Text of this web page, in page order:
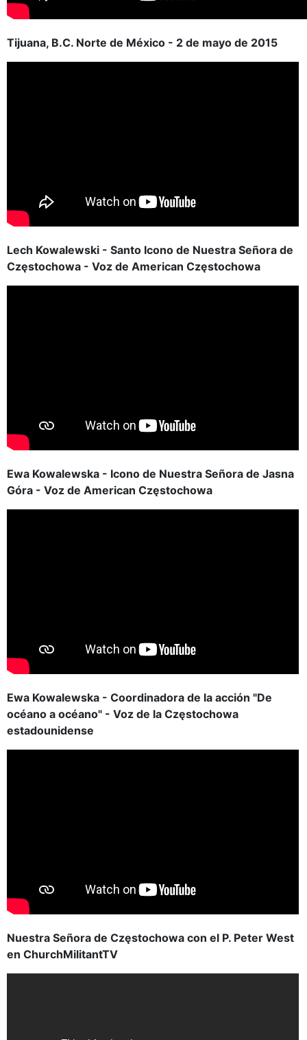
Tijuana, B.C. Norte de México - 2 de mayo de 2015
Lech Kowalewski - Santo Icono de Nuestra Señora de
Częstochowa - Voz de American Częstochowa
Ewa Kowalewska - Icono de Nuestra Señora de Jasna
Góra - Voz de American Częstochowa
Ewa Kowalewska - Coordinadora de la acción "De
océano a océano" - Voz de la Częstochowa
estadounidense
Nuestra Señora de Częstochowa con el P. Peter West
en ChurchMilitantTV